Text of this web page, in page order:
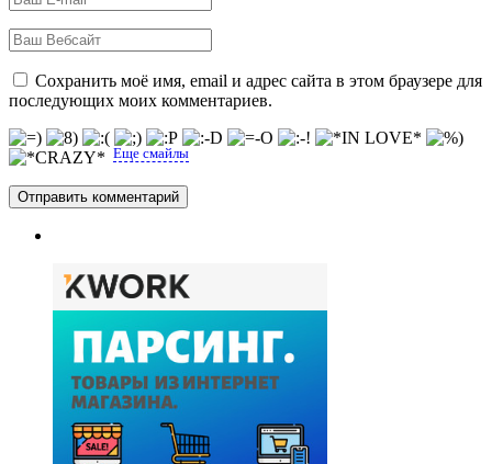
Сохранить моё имя, email и адрес сайта в этом браузере для
последующих моих комментариев.
Еще смайлы